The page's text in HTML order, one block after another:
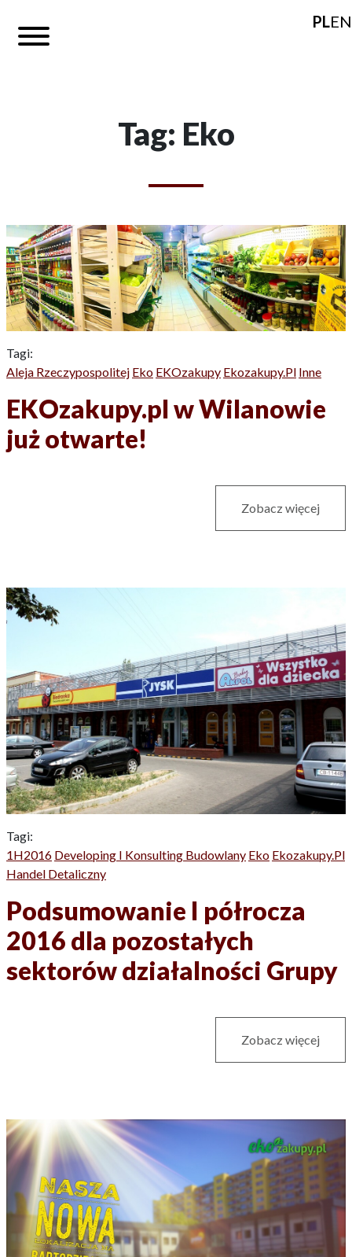
PLEN
Tag: Eko
Tagi:
Aleja Rzeczypospolitej Eko EKOzakupy Ekozakupy.pl Inne
EKOzakupy.pl w Wilanowie
już otwarte!
Zobacz więcej
Tagi:
1H2016 Developing I Konsulting Budowlany Eko Ekozakupy.pl
Handel Detaliczny
Podsumowanie I półrocza
2016 dla pozostałych
sektorów działalności Grupy
Zobacz więcej